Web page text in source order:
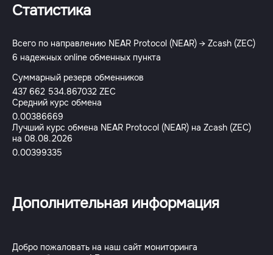
Статистика
Всего по направлению NEAR Protocol (NEAR) → Zcash (ZEC)
6 надежных online обменных пункта
Суммарный резерв обменников
437 662 534.867032 ZEC
Средний курс обмена
0.00386669
Лучший курс обмена NEAR Protocol (NEAR) на Zcash (ZEC)
на 08.08.2026
0.00399335
Дополнительная информация
Добро пожаловать на наш сайт мониторинга